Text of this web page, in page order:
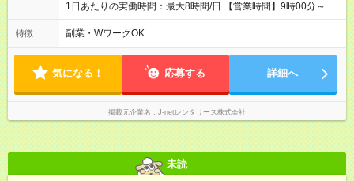
1日あたりの実働時間：最大8時間/日 【営業時間】9時00分～20
時00分 【シフト例(1)】9:00～12:00 【シフト例(2)】10:00～
13:00 ※休憩：6時間以上勤務で1時間 ※上記シフト例以外も可
日のみ、平日のみ、扶養内、WワークOK！
特徴 副業・WワークOK
気になる！ 応募する 詳細へ
掲載元企業名 J-netレンタリース株式会社
未読